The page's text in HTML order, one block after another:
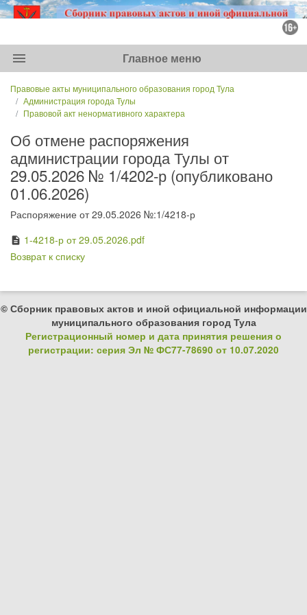
menu Главное меню
Правовые акты муниципального образования город Тула
Администрация города Тулы
Правовой акт ненормативного характера
Об отмене распоряжения
администрации города Тулы от
29.05.2026 № 1/4202-р (опубликовано
01.06.2026)
Распоряжение от 29.05.2026 №:1/4218-р
description 1-4218-р от 29.05.2026.pdf
Возврат к списку
© Сборник правовых актов и иной официальной информации
муниципального образования город Тула
Регистрационный номер и дата принятия решения о
регистрации: серия Эл № ФС77-78690 от 10.07.2020